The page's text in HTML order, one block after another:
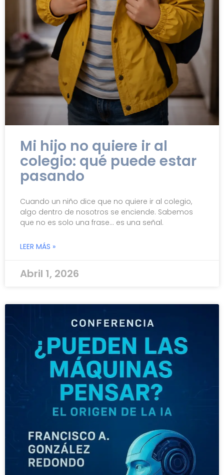
Mi hijo no quiere ir al
colegio: qué puede estar
pasando
Cuando un niño dice que no quiere ir al colegio,
algo dentro de nosotros se enciende. Sabemos
que no es solo una frase… es una señal.
LEER MÁS »
Abril 1, 2026